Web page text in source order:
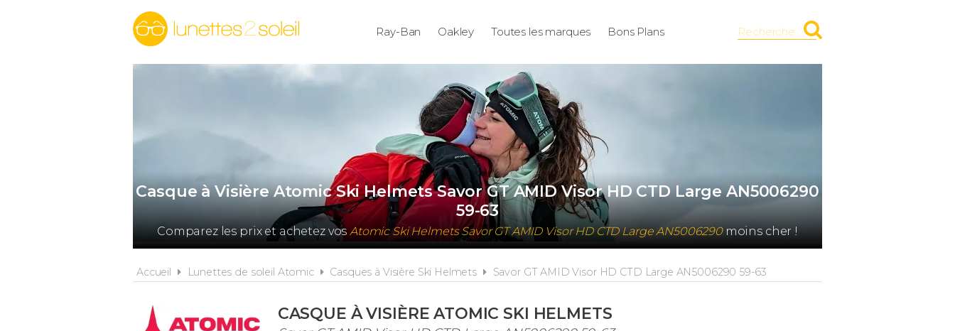
Ray-Ban Oakley Toutes les marques Bons Plans Recherche
Casque à Visière Atomic Ski Helmets Savor GT AMID Visor HD CTD Large AN5006290
59-63
Comparez les prix et achetez vosAtomic Ski Helmets Savor GT AMID Visor HD CTD Large AN5006290moins cher !
Accueil Lunettes de soleil Atomic Casques à Visière Ski Helmets Savor GT AMID Visor HD CTD Large AN5006290 59-63
CASQUE À VISIÈRE ATOMIC SKI HELMETS